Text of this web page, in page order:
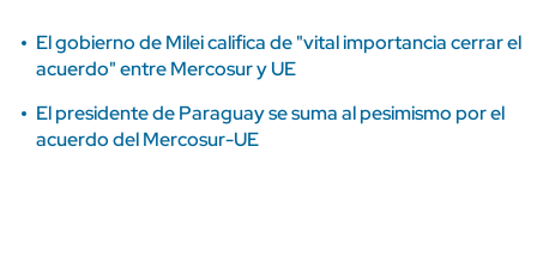
El gobierno de Milei califica de "vital importancia cerrar el
acuerdo" entre Mercosur y UE
El presidente de Paraguay se suma al pesimismo por el
acuerdo del Mercosur-UE